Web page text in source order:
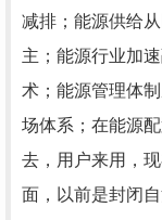
减排；能源供给
主；能源行业加
术；能源管理体
场体系；在能源
去，用户来用，
面，以前是封闭